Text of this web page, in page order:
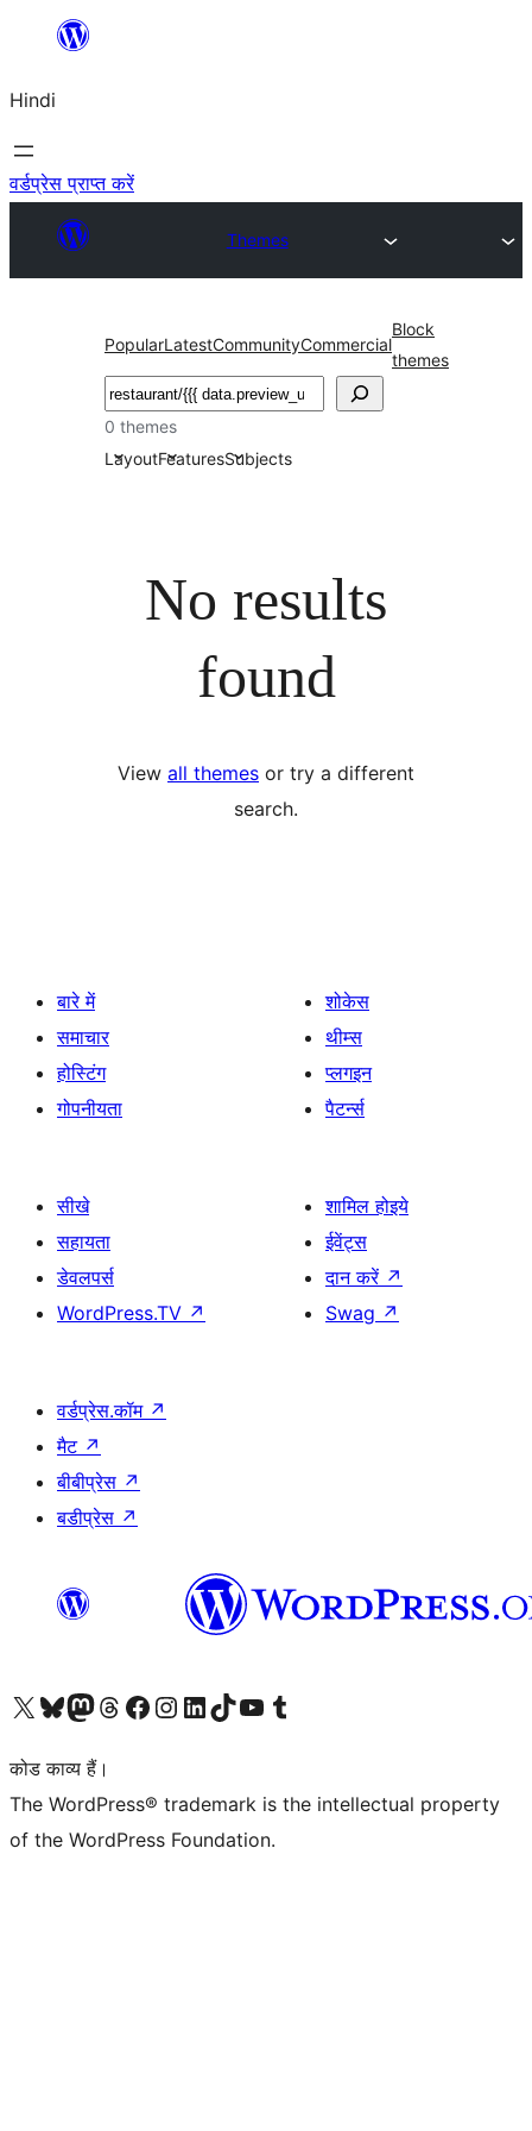
सामग्री
जाएं
Hindi
वर्डप्रेस प्राप्त करें
Themes
PopularLatestCommunityCommercial
Block
themes
खोजें
0 themes
LayoutFeaturesSubjects
No results
found
View all themes or try a different
search.
बारे में
समाचार
होस्टिंग
गोपनीयता
शोकेस
थीम्स
प्लगइन
पैटर्न्स
सीखे
सहायता
डेवलपर्स
WordPress.TV ↗
शामिल होइये
ईवेंट्स
दान करें ↗
Swag ↗
वर्डप्रेस.कॉम ↗
मैट ↗
बीबीप्रेस ↗
बडीप्रेस ↗
Visit our X (formerly Twitter) account
हमारे बलुस्की खाते पर जाएँVisit our Mastodon account
हमारे थ्रेड्स अकाउंट पर जाएंहमारे फेसबुक पेज पर जाएँहमारे इंस्टाग्राम अकाउंट पर जाएंहमारे लिंक्डइन खाते पर जाएँहमारे टिकटॉक खाते पर जाएँहमारे यूट्यूब चैनल पर जाएंहमारे Tumblr खाते पर जाएँ
कोड काव्य हैं।
The WordPress® trademark is the intellectual property
of the WordPress Foundation.